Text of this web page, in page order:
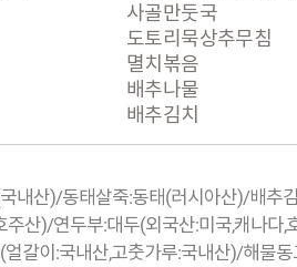
사골만둣국
도토리묵상추무침
멸치볶음
배추나물
배추김치
산)/동태살죽:동태(러시아산)/배추
산)/연두부:대두(외국산:미국,캐나다
이:국내산,고춧가루:국내산)/해물